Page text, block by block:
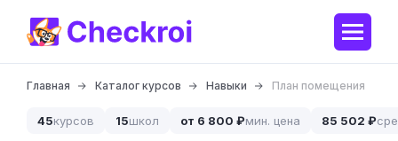
Главная Каталог курсов Навыки План помещения
45курсов 15школ от 6 800 ₽мин. цена 85 502 ₽